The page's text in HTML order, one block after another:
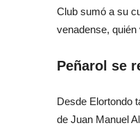
Club sumó a su
venadense, quién
Peñarol se
Desde Elortondo
de Juan Manuel